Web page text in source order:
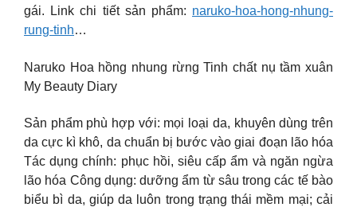
gái. Link chi tiết sản phẩm: naruko-hoa-hong-nhung-
rung-tinh…
Naruko Hoa hồng nhung rừng Tinh chất nụ tầm xuân
My Beauty Diary
Sản phẩm phù hợp với: mọi loại da, khuyên dùng trên
da cực kì khô, da chuẩn bị bước vào giai đoạn lão hóa
Tác dụng chính: phục hồi, siêu cấp ẩm và ngăn ngừa
lão hóa Công dụng: dưỡng ẩm từ sâu trong các tế bào
biểu bì da, giúp da luôn trong trạng thái mềm mại; cải